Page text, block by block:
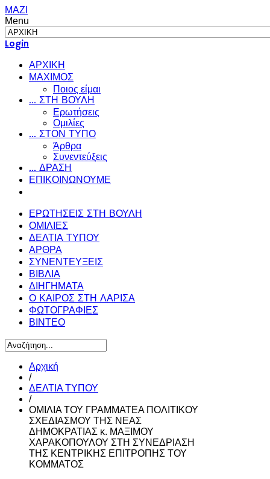
ΜΑΖΙ
Menu
Login
ΑΡΧΙΚΗ
ΜΑΧΙΜΟΣ
Ποιος είμαι
... ΣΤΗ ΒΟΥΛΗ
Ερωτήσεις
Ομιλίες
... ΣΤΟΝ ΤΥΠΟ
Άρθρα
Συνεντεύξεις
... ΔΡΑΣΗ
ΕΠΙΚΟΙΝΩΝΟΥΜΕ
ΕΡΩΤΗΣΕΙΣ ΣΤΗ ΒΟΥΛΗ
ΟΜΙΛΙΕΣ
ΔΕΛΤΙΑ ΤΥΠΟΥ
ΑΡΘΡΑ
ΣΥΝΕΝΤΕΥΞΕΙΣ
ΒΙΒΛΙΑ
ΔΙΗΓΗΜΑΤΑ
Ο ΚΑΙΡΟΣ ΣΤΗ ΛΑΡΙΣΑ
ΦΩΤΟΓΡΑΦΙΕΣ
ΒΙΝΤΕΟ
Αρχική
/
ΔΕΛΤΙΑ ΤΥΠΟΥ
/
ΟΜΙΛΙΑ ΤΟΥ ΓΡΑΜΜΑΤΕΑ ΠΟΛΙΤΙΚΟΥ
ΣΧΕΔΙΑΣΜΟΥ ΤΗΣ ΝΕΑΣ
ΔΗΜΟΚΡΑΤΙΑΣ κ. ΜΑΞΙΜΟΥ
ΧΑΡΑΚΟΠΟΥΛΟΥ ΣΤΗ ΣΥΝΕΔΡΙΑΣΗ
ΤΗΣ ΚΕΝΤΡΙΚΗΣ ΕΠΙΤΡΟΠΗΣ ΤΟΥ
ΚΟΜΜΑΤΟΣ